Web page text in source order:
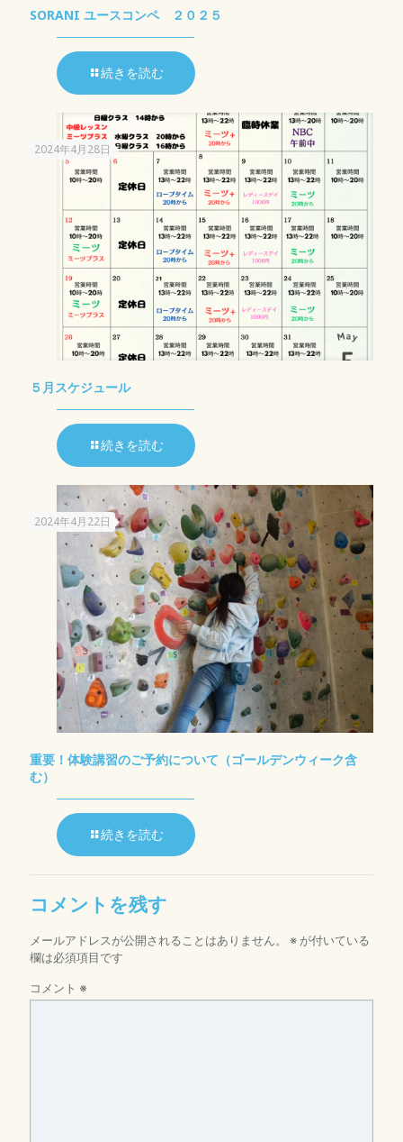
SORANI ユースコンペ ２０２５
続きを読む
2024年4月28日
５月スケジュール
続きを読む
2024年4月22日
重要！体験講習のご予約について（ゴールデンウィーク含
む）
続きを読む
コメントを残す
メールアドレスが公開されることはありません。 ※ が付いている
欄は必須項目です
コメント ※